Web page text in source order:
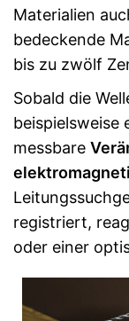
Materialien
bedeckende
bis zu zwölf
Sobald die
beispielsweise
messbare
registriert,
oder einer